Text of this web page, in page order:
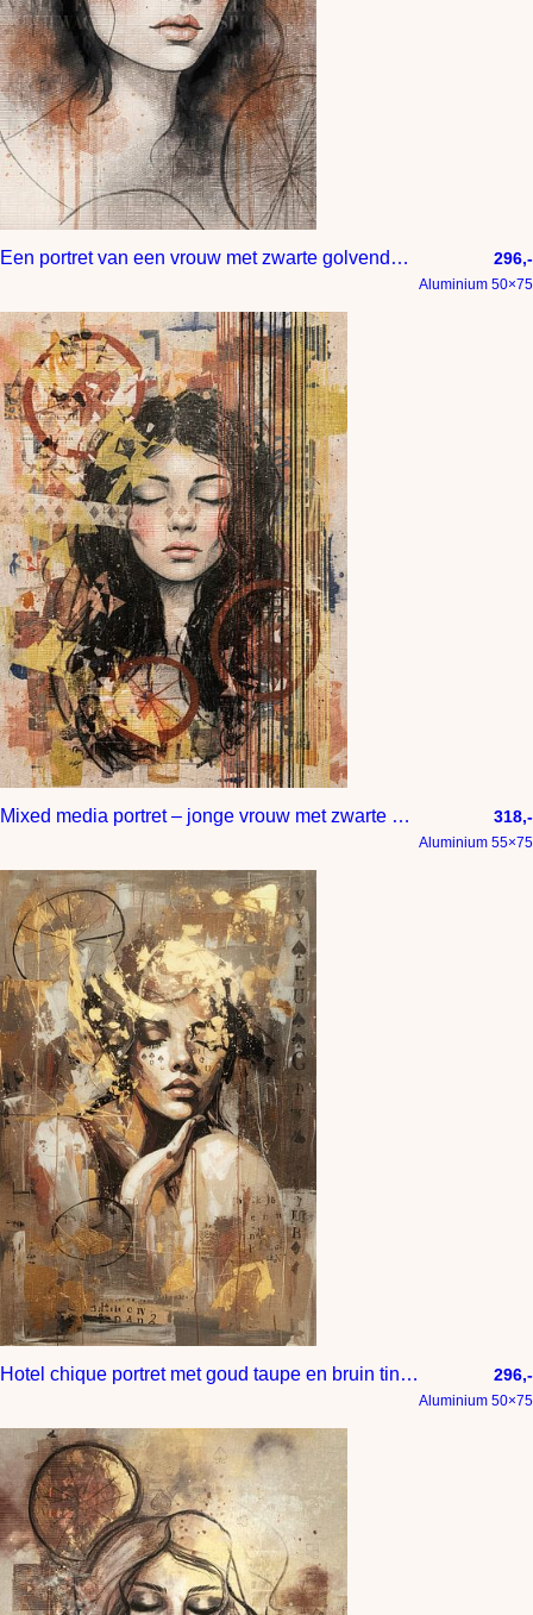
Een portret van een vrouw met zwarte golvende haren 296,-
Aluminium 50×75
Mixed media portret – jonge vrouw met zwarte haren 318,-
Aluminium 55×75
Hotel chique portret met goud taupe en bruin tinten 296,-
Aluminium 50×75